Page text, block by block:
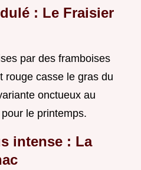
: Le Fraisier
par des framboises
rouge casse le gras du
onctueux au
le printemps.
intense : La